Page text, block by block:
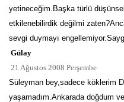
yetineceğim.Başka türlü
etkilenebilirdik değilmi
sevgi duymayı
Gülay
21 Ağustos 2008 Perşembe
Süleyman bey,sadece köklerim
yaşamadım.Ankarada doğdum